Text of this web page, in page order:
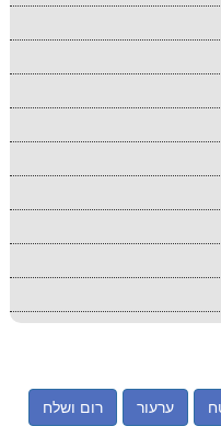
ערעור רום ושלח